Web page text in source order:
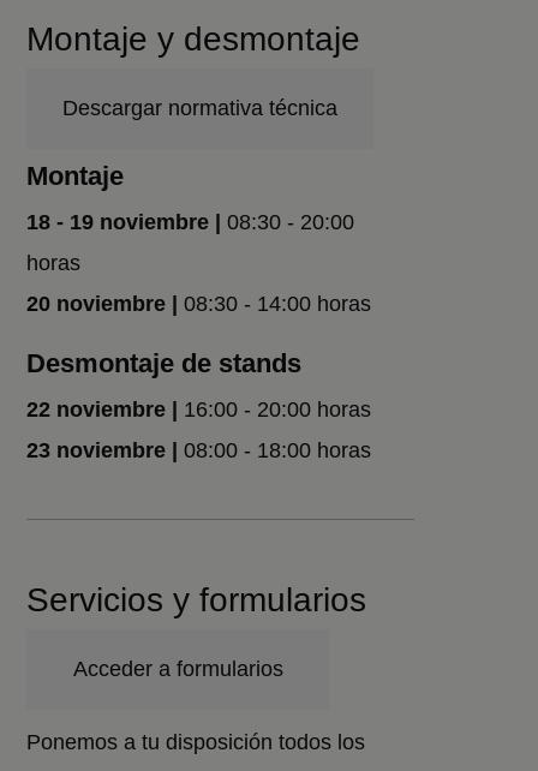
Montaje y desmontaje
Descargar normativa técnica
Montaje
18 - 19 noviembre
08:30 - 20:00
horas
20 noviembre |
08:30 - 14:00 horas
Desmontaje de stands
22 noviembre
16:00 - 20:00 horas
23 noviembre |
08:00 - 18:00 horas
Servicios y formularios
Acceder a formularios
Ponemos a tu disposición todos los